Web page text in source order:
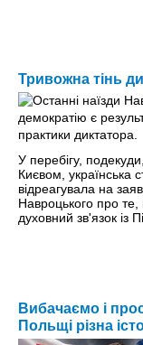
Тривожна тінь
У перебігу,
Києвом, українська
відреагувала на
Навроцького про те,
духовний зв'язок із
Вибачаємо і
Польщі різна